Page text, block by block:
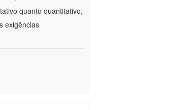
quanto quantitativo,
exigências